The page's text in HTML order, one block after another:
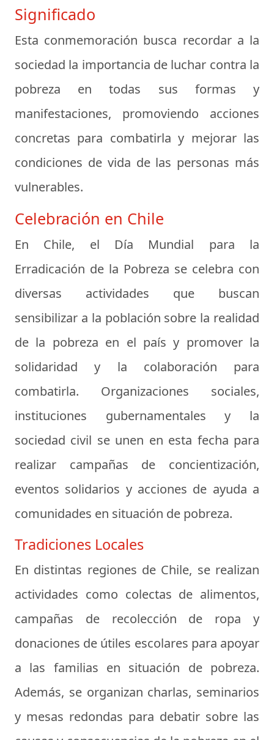
Significado
Esta conmemoración busca recordar a la
sociedad la importancia de luchar contra la
pobreza en todas sus formas y
manifestaciones, promoviendo acciones
concretas para combatirla y mejorar las
condiciones de vida de las personas más
vulnerables.
Celebración en Chile
En Chile, el Día Mundial para la
Erradicación de la Pobreza se celebra con
diversas actividades que buscan
sensibilizar a la población sobre la realidad
de la pobreza en el país y promover la
solidaridad y la colaboración para
combatirla. Organizaciones sociales,
instituciones gubernamentales y la
sociedad civil se unen en esta fecha para
realizar campañas de concientización,
eventos solidarios y acciones de ayuda a
comunidades en situación de pobreza.
Tradiciones Locales
En distintas regiones de Chile, se realizan
actividades como colectas de alimentos,
campañas de recolección de ropa y
donaciones de útiles escolares para apoyar
a las familias en situación de pobreza.
Además, se organizan charlas, seminarios
y mesas redondas para debatir sobre las